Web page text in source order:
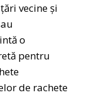
vecine şi
o
pentru
de rachete